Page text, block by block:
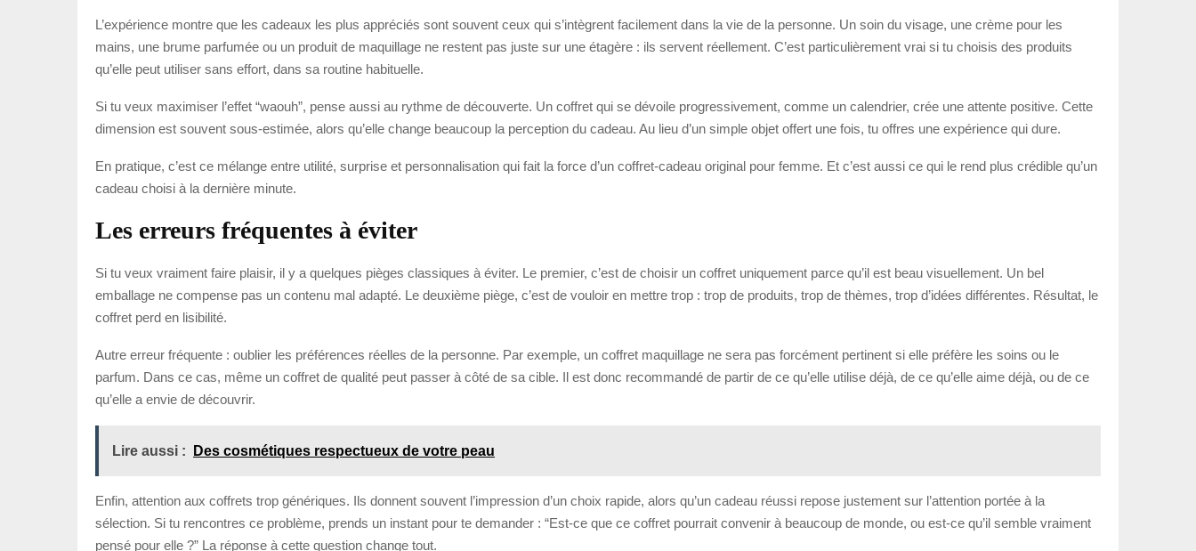
L’expérience montre que les cadeaux les plus appréciés sont souvent ceux qui s’intègrent facilement dans la vie de la personne. Un soin du visage, une crème pour les
mains, une brume parfumée ou un produit de maquillage ne restent pas juste sur une étagère : ils servent réellement. C’est particulièrement vrai si tu choisis des produits
qu’elle peut utiliser sans effort, dans sa routine habituelle.
Si tu veux maximiser l’effet “waouh”, pense aussi au rythme de découverte. Un coffret qui se dévoile progressivement, comme un calendrier, crée une attente positive. Cette
dimension est souvent sous-estimée, alors qu’elle change beaucoup la perception du cadeau. Au lieu d’un simple objet offert une fois, tu offres une expérience qui dure.
En pratique, c’est ce mélange entre utilité, surprise et personnalisation qui fait la force d’un coffret-cadeau original pour femme. Et c’est aussi ce qui le rend plus crédible qu’un
cadeau choisi à la dernière minute.
Les erreurs fréquentes à éviter
Si tu veux vraiment faire plaisir, il y a quelques pièges classiques à éviter. Le premier, c’est de choisir un coffret uniquement parce qu’il est beau visuellement. Un bel
emballage ne compense pas un contenu mal adapté. Le deuxième piège, c’est de vouloir en mettre trop : trop de produits, trop de thèmes, trop d’idées différentes. Résultat, le
coffret perd en lisibilité.
Autre erreur fréquente : oublier les préférences réelles de la personne. Par exemple, un coffret maquillage ne sera pas forcément pertinent si elle préfère les soins ou le
parfum. Dans ce cas, même un coffret de qualité peut passer à côté de sa cible. Il est donc recommandé de partir de ce qu’elle utilise déjà, de ce qu’elle aime déjà, ou de ce
qu’elle a envie de découvrir.
Lire aussi : Des cosmétiques respectueux de votre peau
Enfin, attention aux coffrets trop génériques. Ils donnent souvent l’impression d’un choix rapide, alors qu’un cadeau réussi repose justement sur l’attention portée à la
sélection. Si tu rencontres ce problème, prends un instant pour te demander : “Est-ce que ce coffret pourrait convenir à beaucoup de monde, ou est-ce qu’il semble vraiment
pensé pour elle ?” La réponse à cette question change tout.